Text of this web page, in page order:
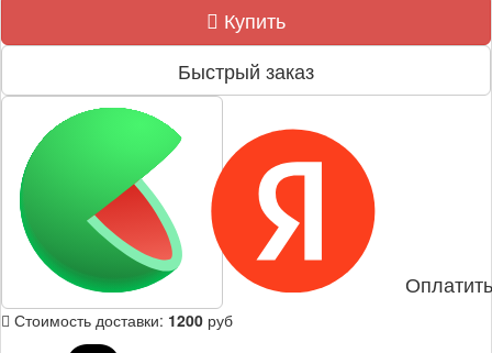
Купить
Быстрый заказ
Стоимость доставки: 1200 руб